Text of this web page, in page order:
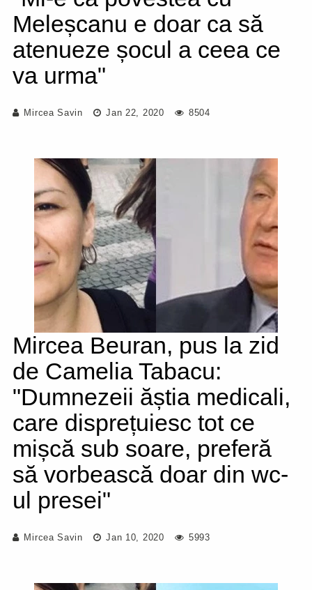
Meleșcanu e doar ca să
atenueze șocul a ceea ce
va urma"
Mircea Savin Jan 22, 2020 8504
Mircea Beuran, pus la zid
de Camelia Tabacu:
"Dumnezeii ăștia medicali,
care disprețuiesc tot ce
mișcă sub soare, preferă
să vorbească doar din wc-
ul presei"
Mircea Savin Jan 10, 2020 5993